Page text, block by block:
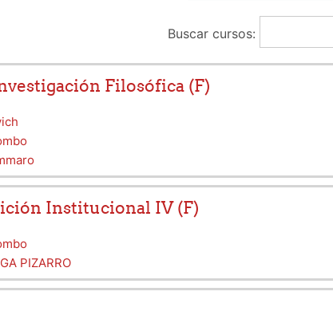
Buscar cursos:
Filosófica (F)
Institucional IV (F)
PIZARRO